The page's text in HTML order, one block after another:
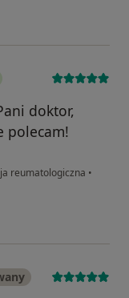
doktor,
polecam!
reumatologiczna •